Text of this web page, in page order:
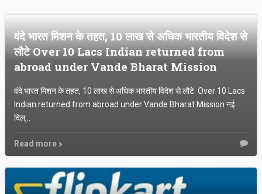
ABOUT US
DISCLAIMER
वंदे भारत मिशन के तहत, 10 लाख से अधिक भारतीय विदेश से
लौटे Over 10 Lacs Indian returned from
abroad under Vande Bharat Mission
वंदे भारत मिशन के तहत, 10 लाख से अधिक भारतीय विदेश से लौटे Over 10 Lacs
Indian returned from abroad under Vande Bharat Mission नई
दिल्...
Read more